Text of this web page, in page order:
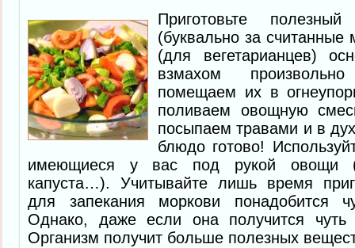
Приготовьте
(буквально за считанные
(для вегетарианцев)
взмахом
помещаем их в
поливаем овощную
посыпаем травами и в
блюдо готово!
имеющиеся у вас под рукой овощи
капуста…). Учитывайте лишь время
для запекания моркови понадобится
Однако, даже если она получится
Организм получит больше полезных